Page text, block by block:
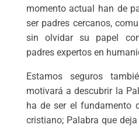
momento actual han de
ser padres cercanos,
sin olvidar su papel
padres expertos en
Estamos seguros
motivará a descubrir la
ha de ser el fundamento
cristiano; Palabra que